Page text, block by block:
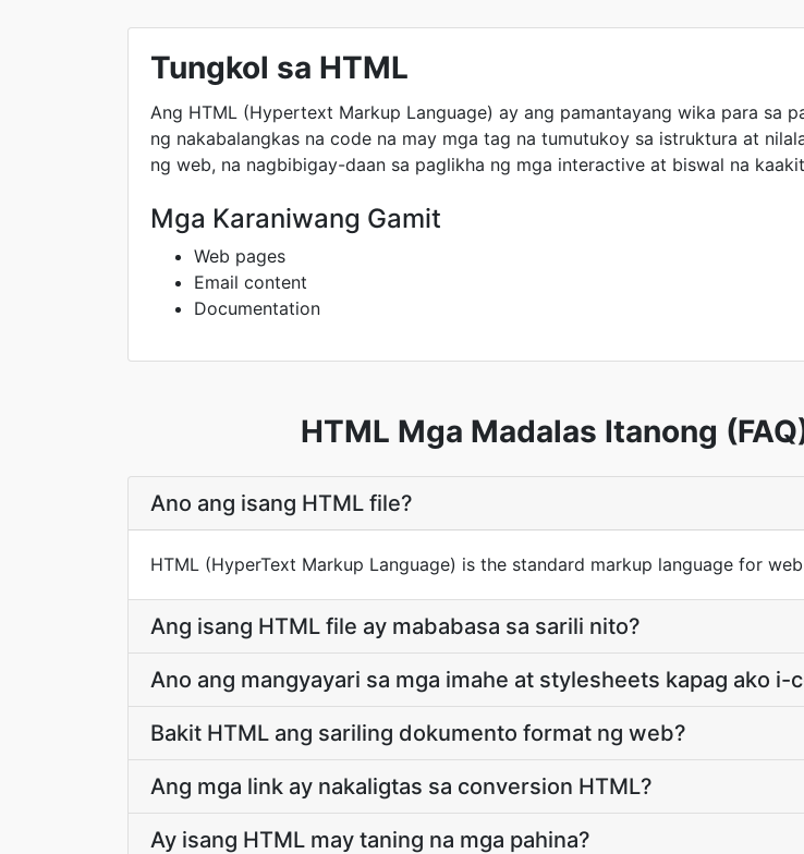
Tungkol sa HTML
Ang HTML (Hypertext Markup Language) ay ang pamantayang wika para sa
ng nakabalangkas na code na may mga tag na tumutukoy sa istruktura at
ng web, na nagbibigay-daan sa paglikha ng mga interactive at biswal na
Mga Karaniwang Gamit
Web pages
Email content
Documentation
HTML Mga Madalas Itanong
Ano ang isang HTML file?
HTML (HyperText Markup Language) is the standard markup language for
Ang isang HTML file ay mababasa sa sarili nito?
Ano ang mangyayari sa mga imahe at stylesheets kapag ako i-
Bakit HTML ang sariling dokumento format ng web?
Ang mga link ay nakaligtas sa conversion HTML?
Ay isang HTML may taning na mga pahina?